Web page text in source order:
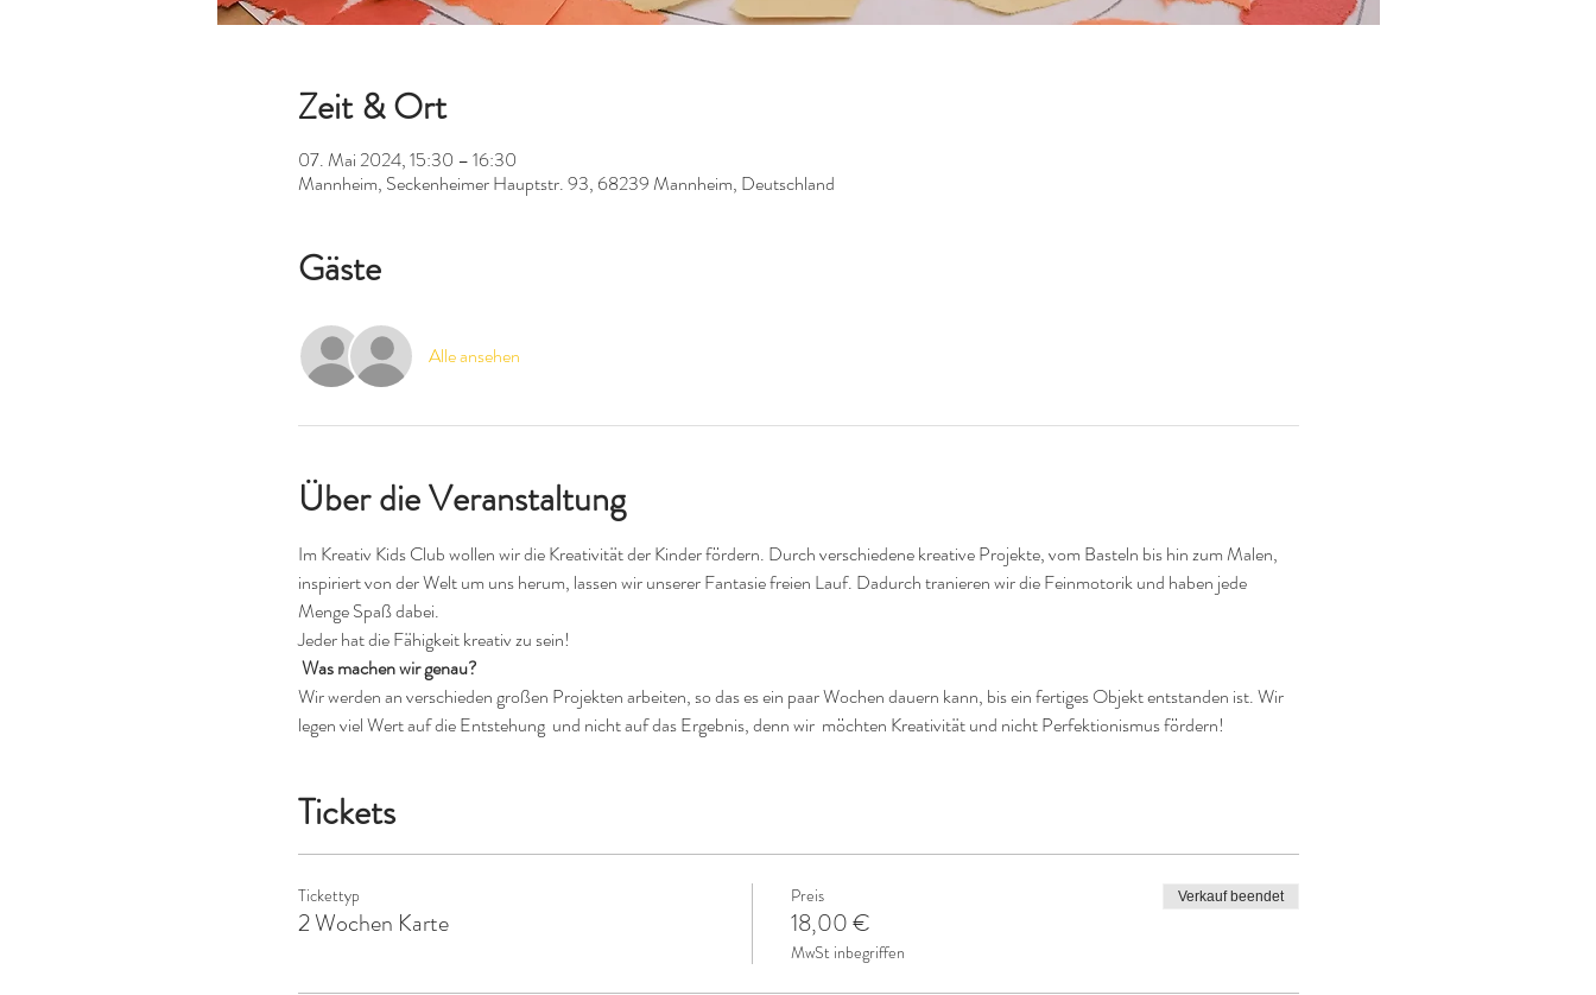
Zeit & Ort
07. Mai 2024, 15:30 – 16:30
Mannheim, Seckenheimer Hauptstr. 93, 68239 Mannheim, Deutschland
Gäste
Alle ansehen
Über die Veranstaltung
Im Kreativ Kids Club wollen wir die Kreativität der Kinder fördern. Durch verschiedene kreative Projekte, vom Basteln bis hin zum Malen,
inspiriert von der Welt um uns herum, lassen wir unserer Fantasie freien Lauf. Dadurch tranieren wir die Feinmotorik und haben jede
Menge Spaß dabei.
Jeder hat die Fähigkeit kreativ zu sein!
Was machen wir genau?
Wir werden an verschieden großen Projekten arbeiten, so das es ein paar Wochen dauern kann, bis ein fertiges Objekt entstanden ist. Wir
legen viel Wert auf die Entstehung  und nicht auf das Ergebnis, denn wir  möchten Kreativität und nicht Perfektionismus fördern!
Tickets
Tickettyp
2 Wochen Karte
Preis
18,00 €
MwSt inbegriffen
Verkauf beendet